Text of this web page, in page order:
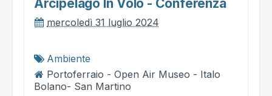
Arcipelago In Volo - Conferenza
mercoledì 31 luglio 2024
Ambiente
Portoferraio - Open Air Museo - Italo
Bolano- San Martino